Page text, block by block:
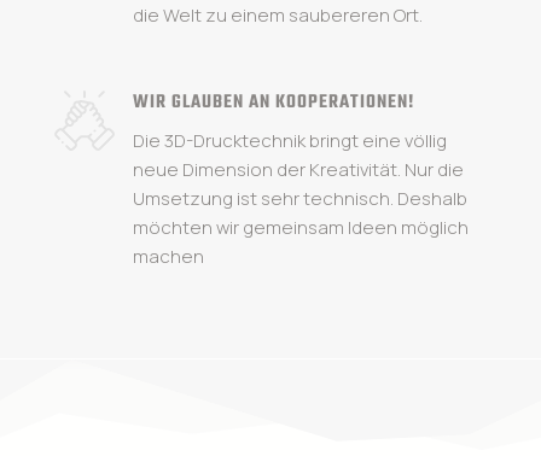
die Welt zu einem saubereren Ort.
WIR GLAUBEN AN KOOPERATIONEN!
Die 3D-Drucktechnik bringt eine völlig
neue Dimension der Kreativität. Nur die
Umsetzung ist sehr technisch. Deshalb
möchten wir gemeinsam Ideen möglich
machen